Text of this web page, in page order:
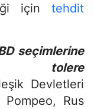
için tehdit
seçimlerine
tolere
Devletleri
Pompeo, Rus